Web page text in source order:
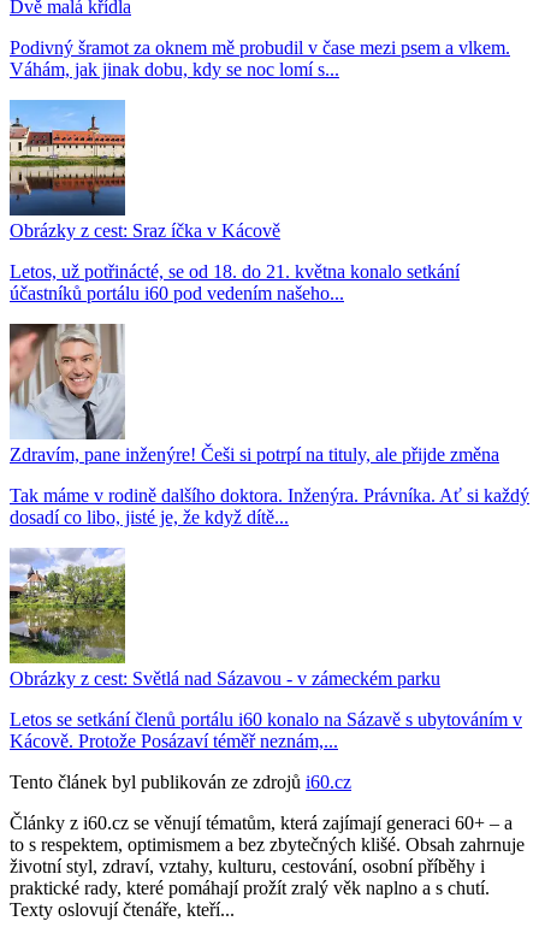
Dvě malá křídla
Podivný šramot za oknem mě probudil v čase mezi psem a vlkem.
Váhám, jak jinak dobu, kdy se noc lomí s...
Obrázky z cest: Sraz íčka v Kácově
Letos, už potřinácté, se od 18. do 21. května konalo setkání
účastníků portálu i60 pod vedením našeho...
Zdravím, pane inženýre! Češi si potrpí na tituly, ale přijde změna
Tak máme v rodině dalšího doktora. Inženýra. Právníka. Ať si každý
dosadí co libo, jisté je, že když dítě...
Obrázky z cest: Světlá nad Sázavou - v zámeckém parku
Letos se setkání členů portálu i60 konalo na Sázavě s ubytováním v
Kácově. Protože Posázaví téměř neznám,...
Tento článek byl publikován ze zdrojů i60.cz
Články z i60.cz se věnují tématům, která zajímají generaci 60+ – a
to s respektem, optimismem a bez zbytečných klišé. Obsah zahrnuje
životní styl, zdraví, vztahy, kulturu, cestování, osobní příběhy i
praktické rady, které pomáhají prožít zralý věk naplno a s chutí.
Texty oslovují čtenáře, kteří...